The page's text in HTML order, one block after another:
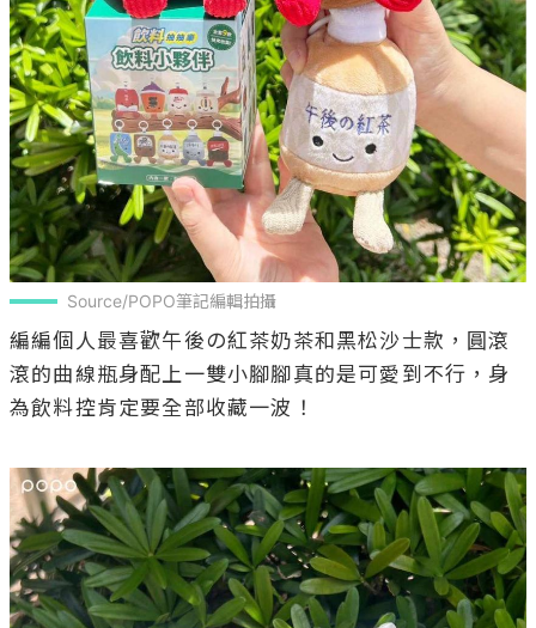
Source/POPO筆記編輯拍攝
編編個人最喜歡午後の紅茶奶茶和黑松沙士款，圓滾
滾的曲線瓶身配上一雙小腳腳真的是可愛到不行，身
為飲料控肯定要全部收藏一波！